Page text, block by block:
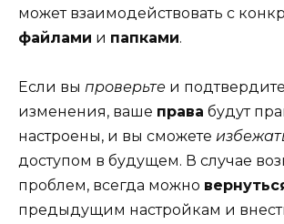
может взаимодействовать с
файлами и папками.
Если вы проверьте и
изменения, ваше права будут
настроены, и вы сможете
доступом в будущем. В случае
проблем, всегда можно
предыдущим настройкам и